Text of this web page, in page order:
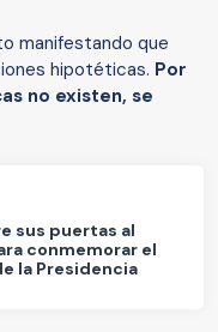
manifestando que
hipotéticas. Por
no existen, se
sus puertas al
conmemorar el
la Presidencia